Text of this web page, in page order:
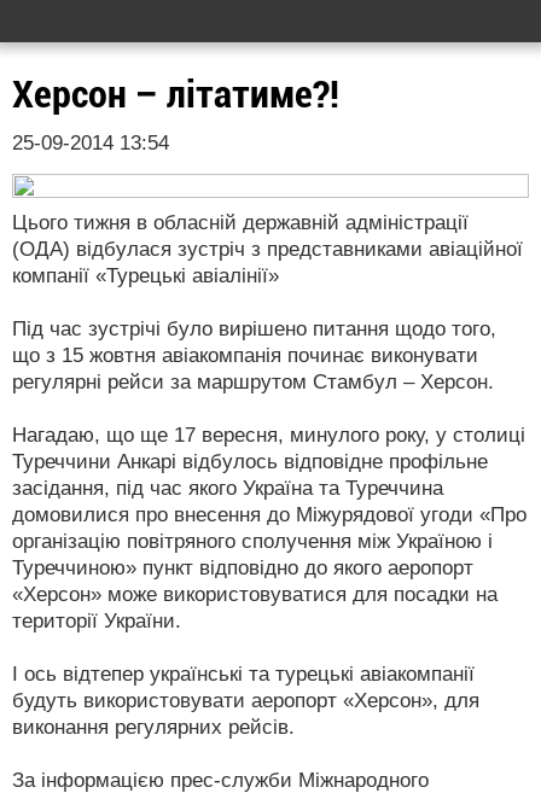
Херсон – літатиме?!
25-09-2014 13:54
Цього тижня в обласній державній адміністрації
(ОДА) відбулася зустріч з представниками авіаційної
компанії «Турецькі авіалінії»
Під час зустрічі було вирішено питання щодо того,
що з 15 жовтня авіакомпанія починає виконувати
регулярні рейси за маршрутом Стамбул – Херсон.
Нагадаю, що ще 17 вересня, минулого року, у столиці
Туреччини Анкарі відбулось відповідне профільне
засідання, під час якого Україна та Туреччина
домовилися про внесення до Міжурядової угоди «Про
організацію повітряного сполучення між Україною і
Туреччиною» пункт відповідно до якого аеропорт
«Херсон» може використовуватися для посадки на
території України.
І ось відтепер українські та турецькі авіакомпанії
будуть використовувати аеропорт «Херсон», для
виконання регулярних рейсів.
За інформацією прес-служби Міжнародного